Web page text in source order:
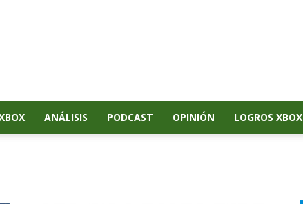
ANÁLISIS PODCAST OPINIÓN LOGROS XBOX